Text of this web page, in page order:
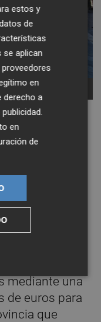
de la
actuación
que
millones
ya en
forma, se
por
mediante una
de euros para
que
estos y
de
se aplican
en
derecho a
en
de